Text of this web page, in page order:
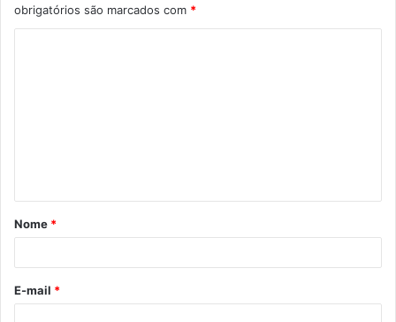
obrigatórios são marcados com *
á
r
*
Nome *
E-mail *